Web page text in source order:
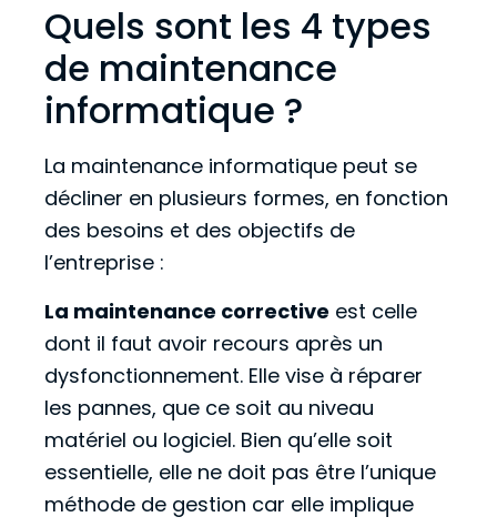
Quels sont les 4 types
de maintenance
informatique ?
La maintenance informatique peut se
décliner en plusieurs formes, en fonction
des besoins et des objectifs de
l’entreprise :
La maintenance corrective est celle
dont il faut avoir recours après un
dysfonctionnement. Elle vise à réparer
les pannes, que ce soit au niveau
matériel ou logiciel. Bien qu’elle soit
essentielle, elle ne doit pas être l’unique
méthode de gestion car elle implique